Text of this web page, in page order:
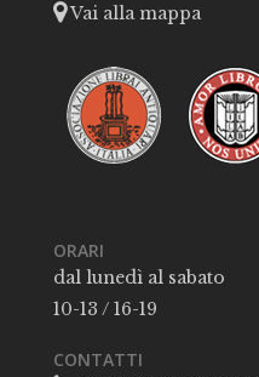
Vai alla mappa
ORARI
dal lunedì al sabato
10-13 / 16-19
CONTATTI